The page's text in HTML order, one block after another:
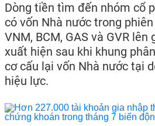
Dòng tiền tìm đến nhóm cổ
có vốn Nhà nước trong
VNM, BCM, GAS và GVR
xuất hiện sau khi khung
cơ cấu lại vốn Nhà nước tại
hiệu lực.